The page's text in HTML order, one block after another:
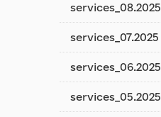
services_08.2025
services_07.2025
services_06.2025
services_05.2025